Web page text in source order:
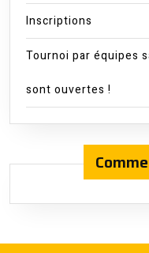
Inscriptions
Tournoi par équipes
sont ouvertes !